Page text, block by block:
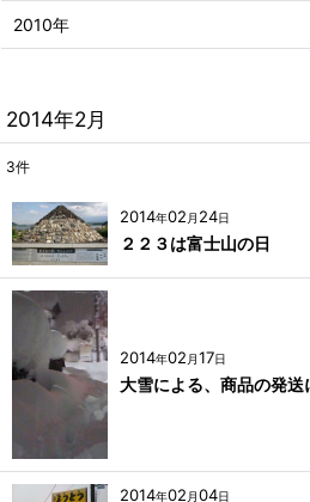
2014年2月
3件
2014年02月 24日
２２３は富士山の日
2014年02月17日
大雪による、商品の発送
2014年02 月04日
2010年